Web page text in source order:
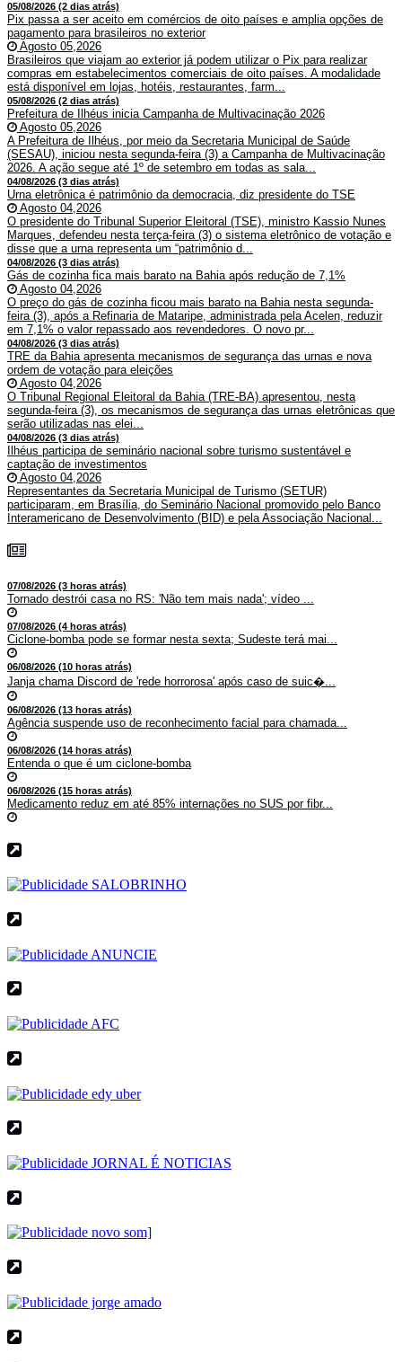
05/08/2026 (2 dias atrás)
Pix passa a ser aceito em comércios de oito países e amplia opções de
pagamento para brasileiros no exterior
Agosto 05,2026
Brasileiros que viajam ao exterior já podem utilizar o Pix para realizar
compras em estabelecimentos comerciais de oito países. A modalidade
está disponível em lojas, hotéis, restaurantes, farm...
05/08/2026 (2 dias atrás)
Prefeitura de Ilhéus inicia Campanha de Multivacinação 2026
Agosto 05,2026
A Prefeitura de Ilhéus, por meio da Secretaria Municipal de Saúde
(SESAU), iniciou nesta segunda-feira (3) a Campanha de Multivacinação
2026. A ação segue até 1º de setembro em todas as sala...
04/08/2026 (3 dias atrás)
Urna eletrônica é patrimônio da democracia, diz presidente do TSE
Agosto 04,2026
O presidente do Tribunal Superior Eleitoral (TSE), ministro Kassio Nunes
Marques, defendeu nesta terça-feira (3) o sistema eletrônico de votação e
disse que a urna representa um “patrimônio d...
04/08/2026 (3 dias atrás)
Gás de cozinha fica mais barato na Bahia após redução de 7,1%
Agosto 04,2026
O preço do gás de cozinha ficou mais barato na Bahia nesta segunda-
feira (3), após a Refinaria de Mataripe, administrada pela Acelen, reduzir
em 7,1% o valor repassado aos revendedores. O novo pr...
04/08/2026 (3 dias atrás)
TRE da Bahia apresenta mecanismos de segurança das urnas e nova
ordem de votação para eleições
Agosto 04,2026
O Tribunal Regional Eleitoral da Bahia (TRE-BA) apresentou, nesta
segunda-feira (3), os mecanismos de segurança das urnas eletrônicas que
serão utilizadas nas elei...
04/08/2026 (3 dias atrás)
Ilhéus participa de seminário nacional sobre turismo sustentável e
captação de investimentos
Agosto 04,2026
Representantes da Secretaria Municipal de Turismo (SETUR)
participaram, em Brasília, do Seminário Nacional promovido pelo Banco
Interamericano de Desenvolvimento (BID) e pela Associação Nacional...
07/08/2026 (3 horas atrás)
Tornado destrói casa no RS: 'Não tem mais nada'; vídeo ...
07/08/2026 (4 horas atrás)
Ciclone-bomba pode se formar nesta sexta; Sudeste terá mai...
06/08/2026 (10 horas atrás)
Janja chama Discord de 'rede horrorosa' após caso de suic�...
06/08/2026 (13 horas atrás)
Agência suspende uso de reconhecimento facial para chamada...
06/08/2026 (14 horas atrás)
Entenda o que é um ciclone-bomba
06/08/2026 (15 horas atrás)
Medicamento reduz em até 85% internações no SUS por fibr...